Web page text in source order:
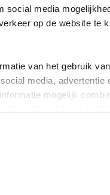
social media
op de website te
van het gebruik
media, advertentie
mogelijk
gelukkig met